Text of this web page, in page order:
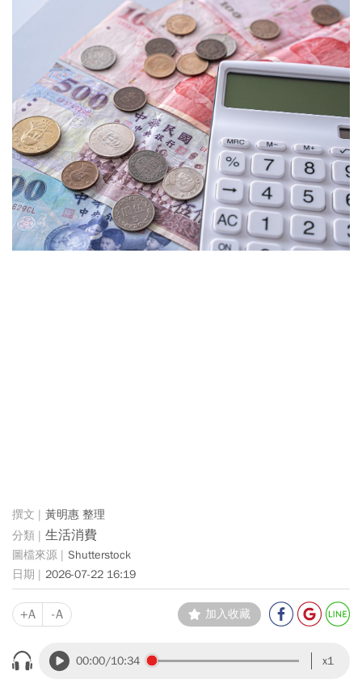
黃明惠 整理
生活消費
Shutterstock
2026-07-22 16:19
+A -A 加入收藏
00:00/10:34 x1